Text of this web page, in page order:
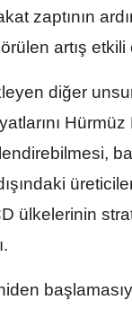
zaptının
artış etkili
diğer
ülkelerinin